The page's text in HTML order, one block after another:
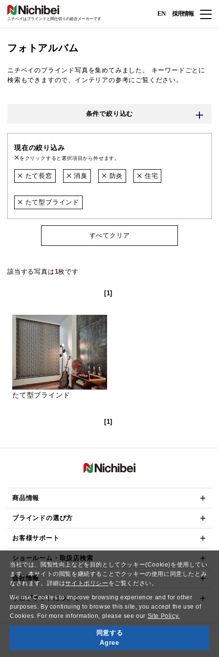
当社では、閲覧性向上などを目的としてクッキー(Cookie)を使用してい
ます。本サイトの閲覧を継続することでクッキーの使用に同意したとみ
なされます。詳細はサイトポリシー をご覧ください。
We use Cookies to improve browsing experience and for other
purposes. By continuing to browse this site, you accept the use of
Cookies. For more information, please see our Site Policy.
同意する
Agree
ニチベイはブラインドと間仕切りの総合メーカーです
EN 採用情報
フォトアルバム
ニチベイのブラインド写真を集めてみました。
キーワードごとに
検索もできますので、インテリアの参考にご覧ください。
条件で絞り込む
現在の絞り込み
をクリックすると選択項目から外せます。
たて長窓 消臭 防炎 住宅
たて型ブラインド
すべてクリア
該当する写真は1枚です
[1]
たて型ブラインド
[1]
商品情報
ブラインドの選び方
お客様サポート
ショールーム・取扱店検索
会社情報
ウェブサイトについて
Copyright© NICHIBEI CO.,LTD. All Rights Reserved.